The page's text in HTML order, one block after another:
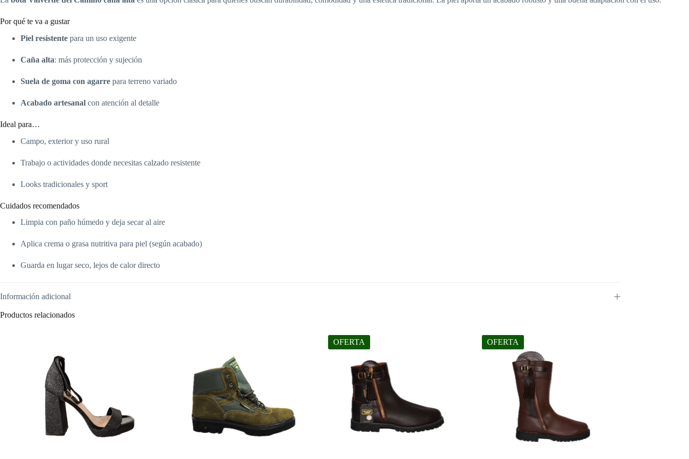
Por qué te va a gustar
Piel resistente para un uso exigente
Caña alta: más protección y sujeción
Suela de goma con agarre para terreno variado
Acabado artesanal con atención al detalle
Ideal para…
Campo, exterior y uso rural
Trabajo o actividades donde necesitas calzado resistente
Looks tradicionales y sport
Cuidados recomendados
Limpia con paño húmedo y deja secar al aire
Aplica crema o grasa nutritiva para piel (según acabado)
Guarda en lugar seco, lejos de calor directo
Información adicional
Productos relacionados
OFERTA OFERTA